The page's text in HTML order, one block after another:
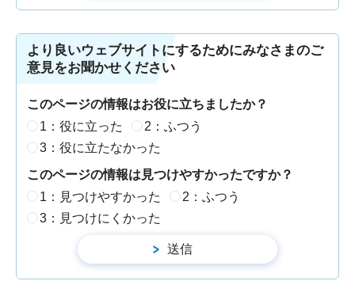
より良いウェブサイトにするためにみなさまのご
意見をお聞かせください
このページの情報はお役に立ちましたか？
1：役に立った
2：ふつう
3：役に立たなかった
このページの情報は見つけやすかったですか？
1：見つけやすかった
2：ふつう
3：見つけにくかった